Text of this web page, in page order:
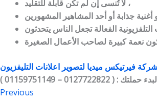
لا تُنسى إن لم تكن قابلة للتقليد ،
فيرتيكس ميديا لتصوير اعلانات التليفزيون
– 01159751149 )
Previous